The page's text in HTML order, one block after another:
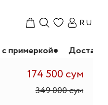
RU
Доставка с примеркой
174 500 сум
349 000 сум